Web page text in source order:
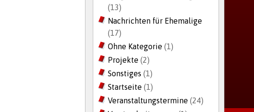
(13)
Nachrichten für Ehemalige
(17)
Ohne Kategorie (1)
Projekte (2)
Sonstiges (1)
Startseite (1)
Veranstaltungstermine (24)